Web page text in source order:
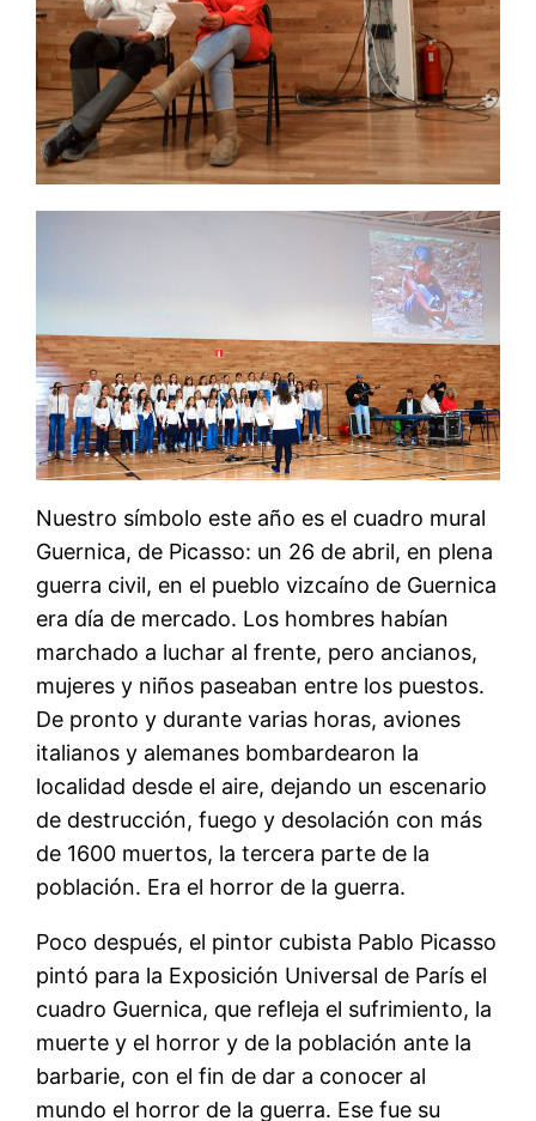
Nuestro símbolo este año es el cuadro mural
Guernica, de Picasso: un 26 de abril, en plena
guerra civil, en el pueblo vizcaíno de Guernica
era día de mercado. Los hombres habían
marchado a luchar al frente, pero ancianos,
mujeres y niños paseaban entre los puestos.
De pronto y durante varias horas, aviones
italianos y alemanes bombardearon la
localidad desde el aire, dejando un escenario
de destrucción, fuego y desolación con más
de 1600 muertos, la tercera parte de la
población. Era el horror de la guerra.
Poco después, el pintor cubista Pablo Picasso
pintó para la Exposición Universal de París el
cuadro Guernica, que refleja el sufrimiento, la
muerte y el horror y de la población ante la
barbarie, con el fin de dar a conocer al
mundo el horror de la guerra. Ese fue su